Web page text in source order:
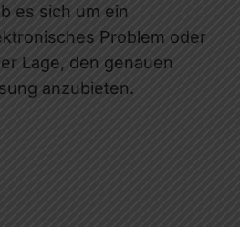
es sich um ein
Problem oder
Lage, den genauen
anzubieten.